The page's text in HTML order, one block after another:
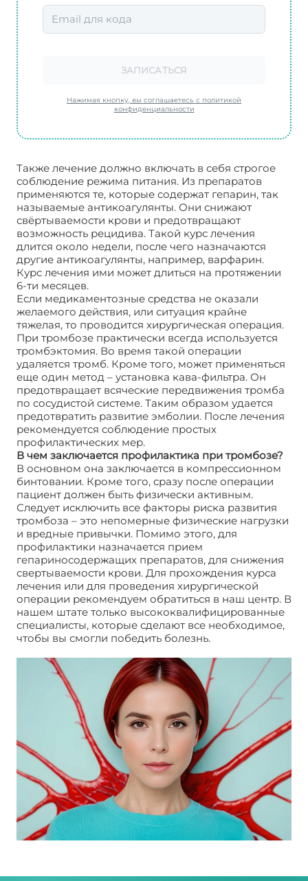
ЗАПИСАТЬСЯ
Нажимая кнопку, вы соглашаетесь с политикой
конфиденциальности
Также лечение должно включать в себя строгое
соблюдение режима питания. Из препаратов
применяются те, которые содержат гепарин, так
называемые антикоагулянты. Они снижают
свёртываемости крови и предотвращают
возможность рецидива. Такой курс лечения
длится около недели, после чего назначаются
другие антикоагулянты, например, варфарин.
Курс лечения ими может длиться на протяжении
6-ти месяцев.
Если медикаментозные средства не оказали
желаемого действия, или ситуация крайне
тяжелая, то проводится хирургическая операция.
При тромбозе практически всегда используется
тромбэктомия. Во время такой операции
удаляется тромб. Кроме того, может применяться
еще один метод – установка кава-фильтра. Он
предотвращает всяческие передвижения тромба
по сосудистой системе. Таким образом удается
предотвратить развитие эмболии. После лечения
рекомендуется соблюдение простых
профилактических мер.
В чем заключается профилактика при тромбозе?
В основном она заключается в компрессионном
бинтовании. Кроме того, сразу после операции
пациент должен быть физически активным.
Следует исключить все факторы риска развития
тромбоза – это непомерные физические нагрузки
и вредные привычки. Помимо этого, для
профилактики назначается прием
гепариносодержащих препаратов, для снижения
свертываемости крови. Для прохождения курса
лечения или для проведения хирургической
операции рекомендуем обратиться в наш центр. В
нашем штате только высококвалифицированные
специалисты, которые сделают все необходимое,
чтобы вы смогли победить болезнь.